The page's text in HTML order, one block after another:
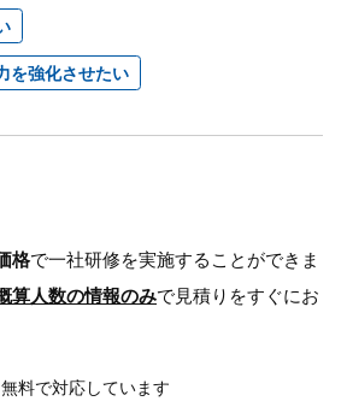
を強化させたい
格で一社研修を実施することができま
算人数の情報のみで見積りをすぐにお
料で対応しています